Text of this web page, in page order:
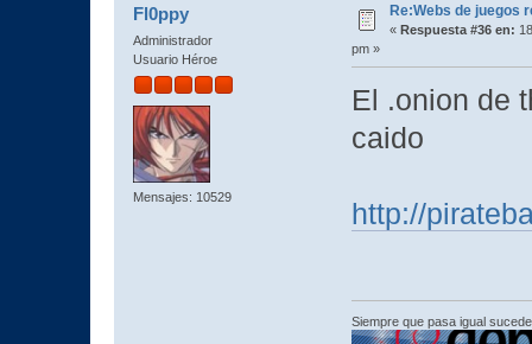
Fl0ppy
Administrador
Usuario Héroe
Mensajes: 10529
Re:Webs de juegos
« Respuesta #36 en:
pm »
El .onion de
caido
http://
Siempre que pasa igual